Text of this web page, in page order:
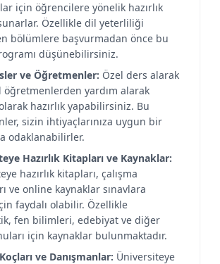
için öğrencilere yönelik hazırlık
Özellikle dil yeterliliği
bölümlere başvurmadan önce bu
düşünebilirsiniz.
ve Öğretmenler: Özel ders alarak
öğretmenlerden yardım alarak
hazırlık yapabilirsiniz. Bu
sizin ihtiyaçlarınıza uygun bir
odaklanabilirler.
Hazırlık Kitapları ve Kaynaklar:
hazırlık kitapları, çalışma
ve online kaynaklar sınavlara
faydalı olabilir. Özellikle
fen bilimleri, edebiyat ve diğer
için kaynaklar bulunmaktadır.
ve Danışmanlar: Üniversiteye